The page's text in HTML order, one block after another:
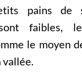
pains de
faibles,
le moyen
vallée.